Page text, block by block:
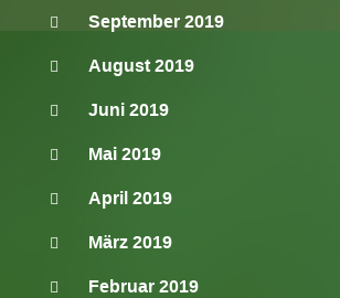
September 2019
August 2019
Juni 2019
Mai 2019
April 2019
März 2019
Februar 2019